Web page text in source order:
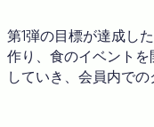
第1弾の目標が達成し
作り、食のイベント
していき、会員内での